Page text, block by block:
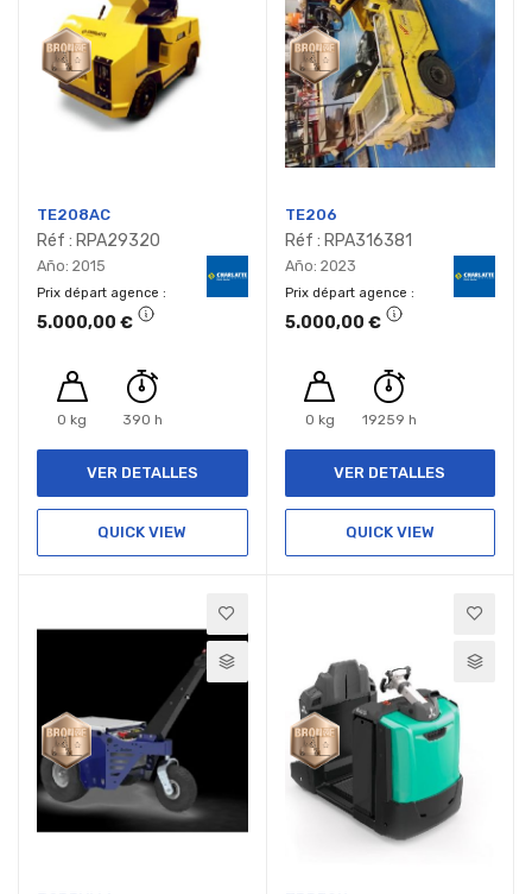
TE208AC
Réf : RPA29320
Año: 2015
Prix départ agence
5.000,00 €
0 kg 390 h
VER DETALLES
QUICK VIEW
TE206
Réf : RPA316381
Año: 2023
Prix départ agence
5.000,00 €
0 kg 19259 h
VER DETALLES
QUICK VIEW